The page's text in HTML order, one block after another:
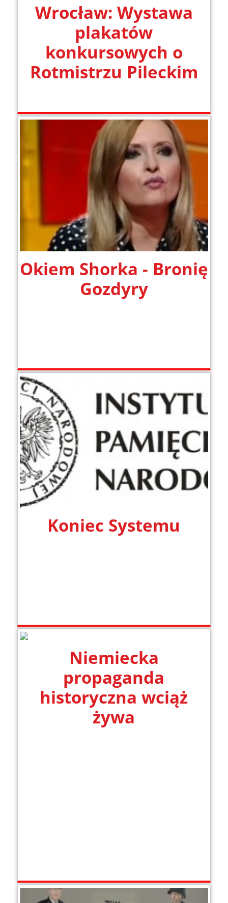
Wrocław: Wystawa
plakatów
konkursowych o
Rotmistrzu Pileckim
Okiem Shorka - Bronię
Gozdyry
Koniec Systemu
Niemiecka
propaganda
historyczna wciąż
żywa